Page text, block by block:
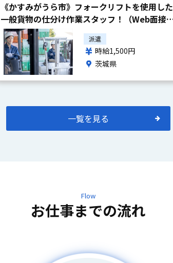
《かすみがうら市》フォークリフトを使用した
一般貨物の仕分け作業スタッフ！（Web面接O
K・土日祝休み）求人ID:10443
派遣
時給1,500円
茨城県
一覧を見る
Flow
お仕事までの流れ